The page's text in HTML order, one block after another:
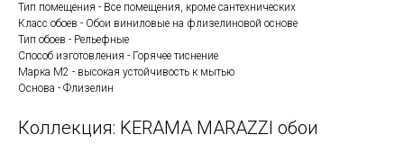
Тип помещения - Все помещения, кроме сантехнических
Класс обоев - Обои виниловые на флизелиновой основе
Тип обоев - Рельефные
Способ изготовления - Горячее тиснение
Марка М2 - высокая устойчивость к мытью
Основа - Флизелин
Коллекция: KERAMA MARAZZI обои